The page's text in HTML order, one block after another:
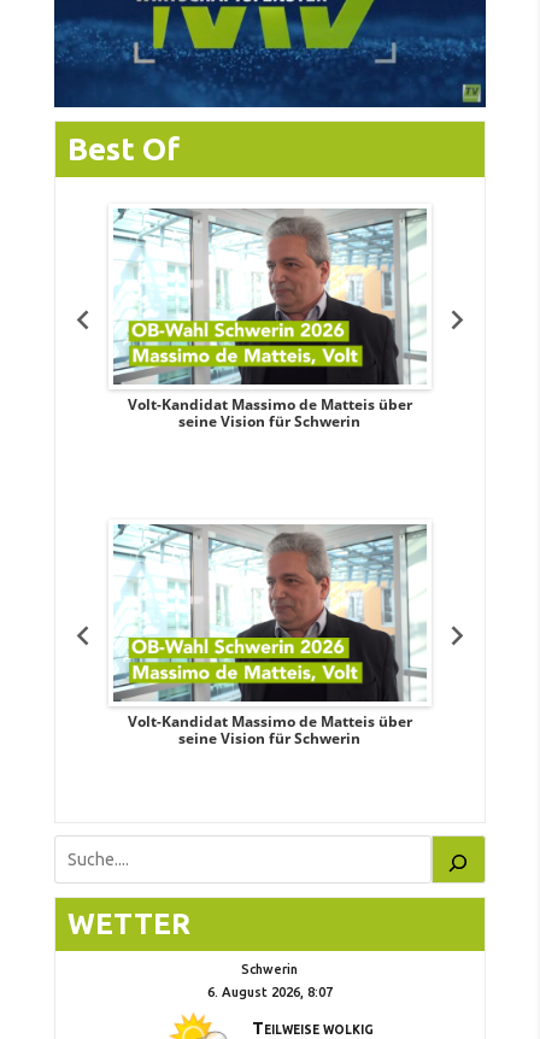
Best Of
Volt-Kandidat Massimo de Matteis über
seine Vision für Schwerin
Volt-Kandidat Massimo de Matteis über
seine Vision für Schwerin
Suchen
WETTER
Schwerin
6. August 2026, 8:07
Teilweise wolkig